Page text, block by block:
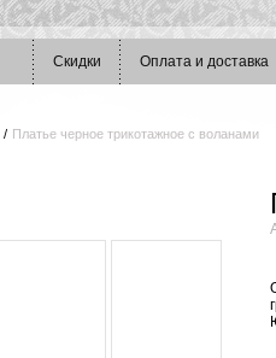
Скидки Оплата и доставка
/ Платье черное трикотажное с воланами